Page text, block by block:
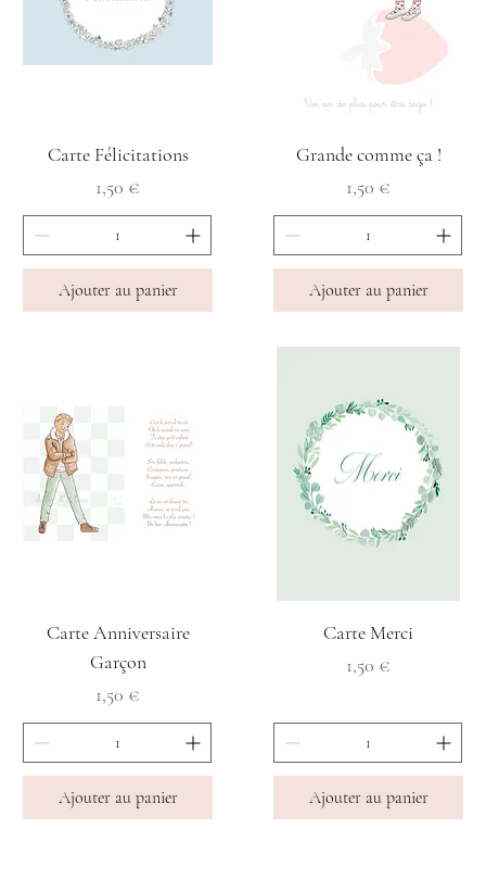
Carte Félicitations
Prix
1,50 €
Ajouter au panier
Grande comme ça !
Prix
1,50 €
Ajouter au panier
Carte Anniversaire
Garçon
Prix
1,50 €
Ajouter au panier
Carte Merci
Prix
1,50 €
Ajouter au panier